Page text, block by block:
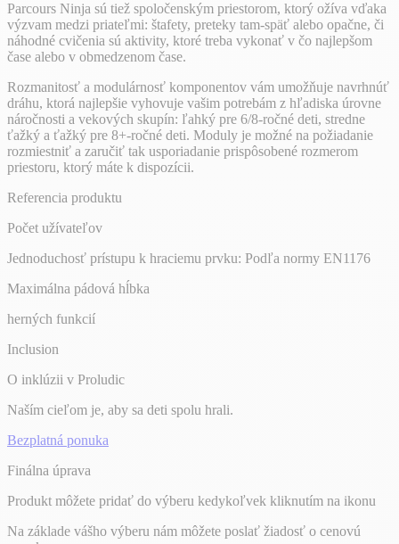
Parcours Ninja sú tiež spoločenským priestorom, ktorý ožíva vďaka
výzvam medzi priateľmi: štafety, preteky tam-späť alebo opačne, či
náhodné cvičenia sú aktivity, ktoré treba vykonať v čo najlepšom
čase alebo v obmedzenom čase.
Rozmanitosť a modulárnosť komponentov vám umožňuje navrhnúť
dráhu, ktorá najlepšie vyhovuje vašim potrebám z hľadiska úrovne
náročnosti a vekových skupín: ľahký pre 6/8-ročné deti, stredne
ťažký a ťažký pre 8+-ročné deti. Moduly je možné na požiadanie
rozmiestniť a zaručiť tak usporiadanie prispôsobené rozmerom
priestoru, ktorý máte k dispozícii.
Referencia produktu
Počet užívateľov
Jednoduchosť prístupu k hraciemu prvku: Podľa normy EN1176
Maximálna pádová hĺbka
herných funkcií
Inclusion
O inklúzii v Proludic
Naším cieľom je, aby sa deti spolu hrali.
Bezplatná ponuka
Finálna úprava
Produkt môžete pridať do výberu kedykoľvek kliknutím na ikonu
Na základe vášho výberu nám môžete poslať žiadosť o cenovú